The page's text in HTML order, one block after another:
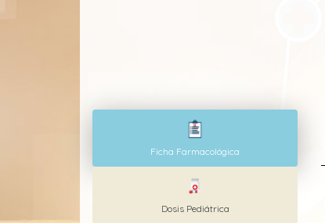
Ficha Farmacológica
Dosis Pediátrica